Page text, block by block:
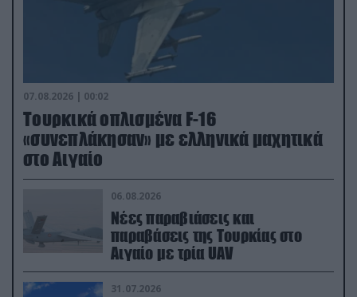
07.08.2026 | 00:02
Τουρκικά οπλισμένα F-16
«συνεπλάκησαν» με ελληνικά μαχητικά
στο Αιγαίο
06.08.2026
Νέες παραβιάσεις και
παραβάσεις της Τουρκίας στο
Αιγαίο με τρία UAV
31.07.2026